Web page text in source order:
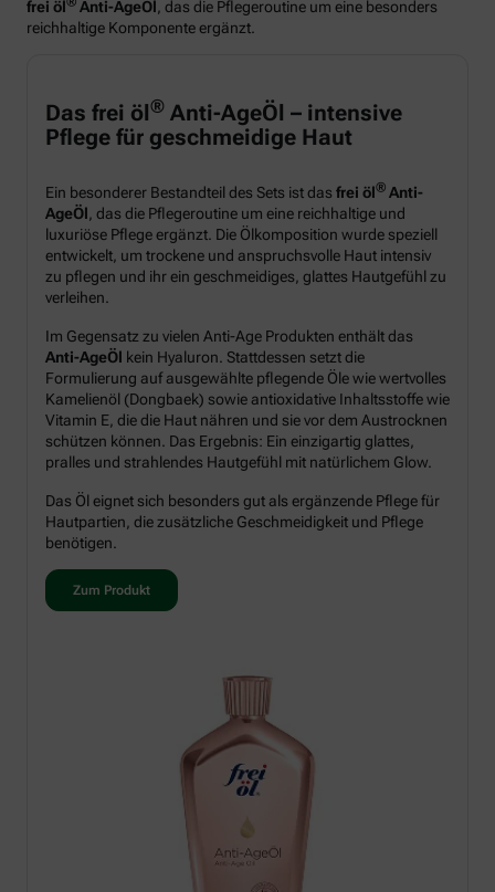
frei öl
Anti-AgeÖl , das die Pflegeroutine um eine besonders
reichhaltige Komponente ergänzt.
Das frei öl® Anti-AgeÖl – intensive
Pflege für geschmeidige Haut
Ein besonderer Bestandteil des Sets ist das frei öl® Anti-
AgeÖl, das die Pflegeroutine um eine reichhaltige und
luxuriöse Pflege ergänzt. Die Ölkomposition wurde speziell
entwickelt, um trockene und anspruchsvolle Haut intensiv
zu pflegen und ihr ein geschmeidiges, glattes Hautgefühl zu
verleihen.
Im Gegensatz zu vielen Anti-Age Produkten enthält das
Anti-AgeÖl kein Hyaluron. Stattdessen setzt die
Formulierung auf ausgewählte pflegende Öle wie wertvolles
Kamelienöl (Dongbaek) sowie antioxidative Inhaltsstoffe wie
Vitamin E, die die Haut nähren und sie vor dem Austrocknen
schützen können. Das Ergebnis: Ein einzigartig glattes,
pralles und strahlendes Hautgefühl mit natürlichem Glow.
Das Öl eignet sich besonders gut als ergänzende Pflege für
Hautpartien, die zusätzliche Geschmeidigkeit und Pflege
benötigen.
Zum Produkt